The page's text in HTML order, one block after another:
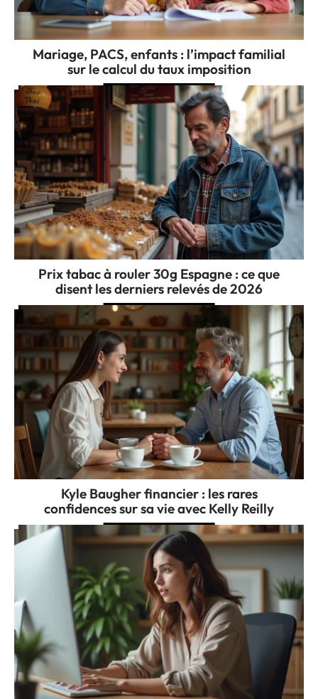
Mariage, PACS, enfants : l’impact familial
sur le calcul du taux imposition
Prix tabac à rouler 30g Espagne : ce que
disent les derniers relevés de 2026
Kyle Baugher financier : les rares
confidences sur sa vie avec Kelly Reilly